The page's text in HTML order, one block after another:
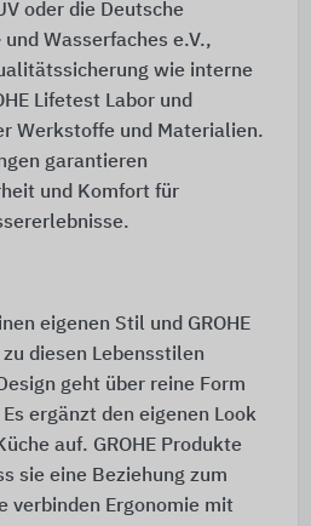
oder die Deutsche
Wasserfaches e.V.,
wie interne
Lifetest Labor und
Werkstoffe und Materialien.
garantieren
und Komfort für
eigenen Stil und GROHE
diesen Lebensstilen
geht über reine Form
ergänzt den eigenen Look
auf. GROHE Produkte
sie eine Beziehung zum
verbinden Ergonomie mit